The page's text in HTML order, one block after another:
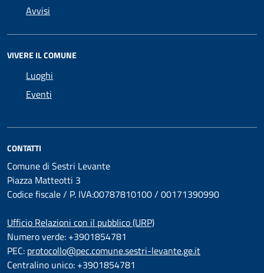
Avvisi
VIVERE IL COMUNE
Luoghi
Eventi
CONTATTI
Comune di Sestri Levante
Piazza Matteotti 3
Codice fiscale / P. IVA:00787810100 / 00171390990
Ufficio Relazioni con il pubblico (URP)
Numero verde: +3901854781
PEC: protocollo@pec.comune.sestri-levante.ge.it
Centralino unico: +3901854781